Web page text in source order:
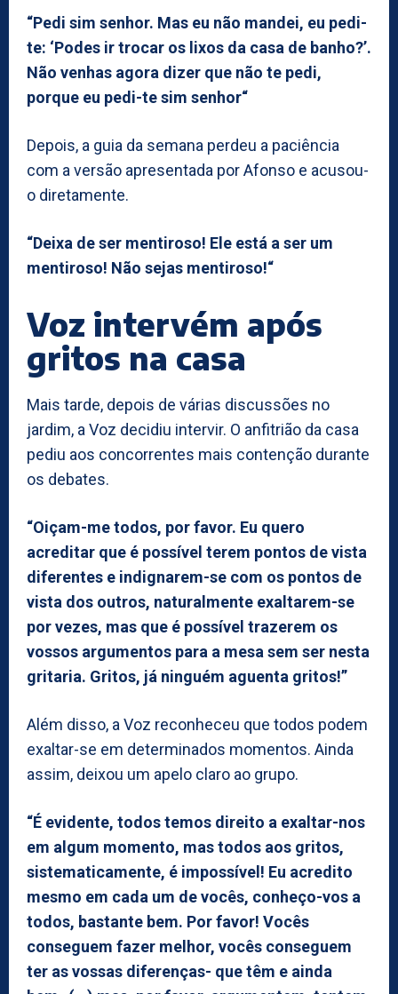
“Pedi sim senhor. Mas eu não mandei, eu pedi-
te: ‘Podes ir trocar os lixos da casa de banho?’.
Não venhas agora dizer que não te pedi,
porque eu pedi-te sim senhor“
Depois, a guia da semana perdeu a paciência
com a versão apresentada por Afonso e acusou-
o diretamente.
“Deixa de ser mentiroso! Ele está a ser um
mentiroso! Não sejas mentiroso!“
Voz intervém após
gritos na casa
Mais tarde, depois de várias discussões no
jardim, a Voz decidiu intervir. O anfitrião da casa
pediu aos concorrentes mais contenção durante
os debates.
“Oiçam-me todos, por favor. Eu quero
acreditar que é possível terem pontos de vista
diferentes e indignarem-se com os pontos de
vista dos outros, naturalmente exaltarem-se
por vezes, mas que é possível trazerem os
vossos argumentos para a mesa sem ser nesta
gritaria. Gritos, já ninguém aguenta gritos!”
Além disso, a Voz reconheceu que todos podem
exaltar-se em determinados momentos. Ainda
assim, deixou um apelo claro ao grupo.
“É evidente, todos temos direito a exaltar-nos
em algum momento, mas todos aos gritos,
sistematicamente, é impossível! Eu acredito
mesmo em cada um de vocês, conheço-vos a
todos, bastante bem. Por favor! Vocês
conseguem fazer melhor, vocês conseguem
ter as vossas diferenças- que têm e ainda